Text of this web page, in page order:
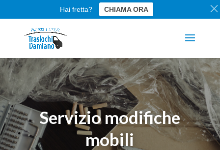
Servizio modifiche
mobili
Hai fretta? CHIAMA ORA